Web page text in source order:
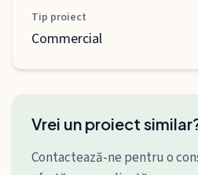
Tip proiect
Commercial
Vrei un proiect
Contactează-ne pentru o